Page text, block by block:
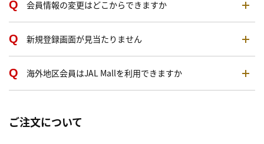
会員情報の変更はどこからできますか
新規登録画面が見当たりません
海外地区会員はJAL Mallを利用できますか
ご注文について